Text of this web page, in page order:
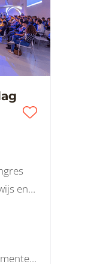
en
3D , 4D , 5D , Augmented Reality, BIM gebouwdossier, BIM objecten, BIM protocol, Laserscannen, Mixed Reality, Model checking, Parametrisch, Projectmanagement, Virtual Reality, Visualisatie